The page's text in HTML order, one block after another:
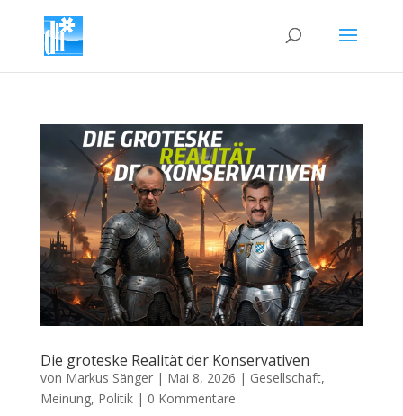
Die groteske Realität der Konservativen
von Markus Sänger| Mai 8, 2026 | Gesellschaft,
Meinung, Politik| 0 Kommentare